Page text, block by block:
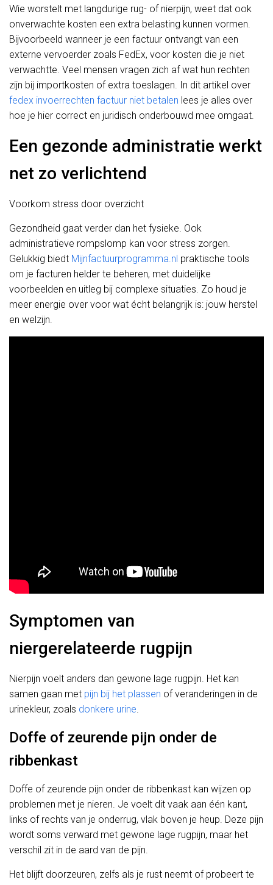
Wie worstelt met langdurige rug- of nierpijn, weet dat ook
onverwachte kosten een extra belasting kunnen vormen.
Bijvoorbeeld wanneer je een factuur ontvangt van een
externe vervoerder zoals FedEx, voor kosten die je niet
verwachtte. Veel mensen vragen zich af wat hun rechten
zijn bij importkosten of extra toeslagen. In dit artikel over
fedex invoerrechten factuur niet betalen lees je alles over
hoe je hier correct en juridisch onderbouwd mee omgaat.
Een gezonde administratie werkt
net zo verlichtend
Voorkom stress door overzicht
Gezondheid gaat verder dan het fysieke. Ook
administratieve rompslomp kan voor stress zorgen.
Gelukkig biedt Mijnfactuurprogramma.nl praktische tools
om je facturen helder te beheren, met duidelijke
voorbeelden en uitleg bij complexe situaties. Zo houd je
meer energie over voor wat écht belangrijk is: jouw herstel
en welzijn.
Symptomen van
niergerelateerde rugpijn
Nierpijn voelt anders dan gewone lage rugpijn. Het kan
samen gaan met pijn bij het plassen of veranderingen in de
urinekleur, zoals donkere urine.
Doffe of zeurende pijn onder de
ribbenkast
Doffe of zeurende pijn onder de ribbenkast kan wijzen op
problemen met je nieren. Je voelt dit vaak aan één kant,
links of rechts van je onderrug, vlak boven je heup. Deze pijn
wordt soms verward met gewone lage rugpijn, maar het
verschil zit in de aard van de pijn.
Het blijft doorzeuren, zelfs als je rust neemt of probeert te